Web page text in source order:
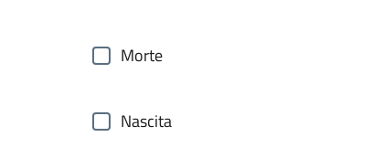
Morte
Nascita